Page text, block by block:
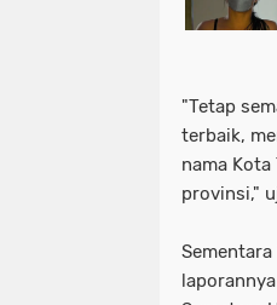
"Tetap
terbaik,
nama
provinsi,"